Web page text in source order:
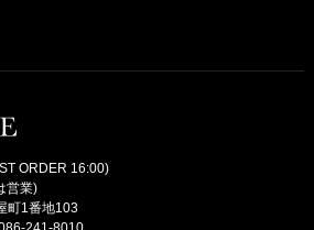
ORDER 16:00)
営業)
町1番地103